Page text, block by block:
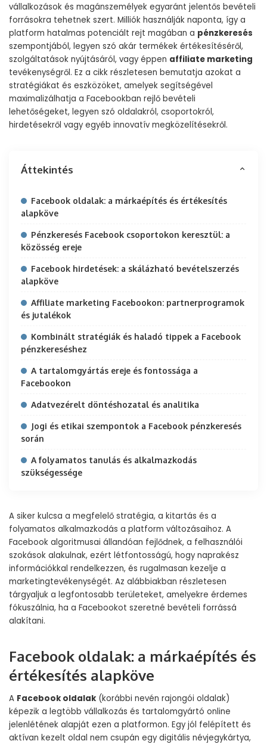
vállalkozások és magánszemélyek egyaránt jelentős bevételi
forrásokra tehetnek szert. Milliók használják naponta, így a
platform hatalmas potenciált rejt magában a pénzkeresés
szempontjából, legyen szó akár termékek értékesítéséről,
szolgáltatások nyújtásáról, vagy éppen affiliate marketing
tevékenységről. Ez a cikk részletesen bemutatja azokat a
stratégiákat és eszközöket, amelyek segítségével
maximalizálhatja a Facebookban rejlő bevételi
lehetőségeket, legyen szó oldalakról, csoportokról,
hirdetésekről vagy egyéb innovatív megközelítésekről.
Áttekintés
Facebook oldalak: a márkaépítés és értékesítés
alapköve
Pénzkeresés Facebook csoportokon keresztül: a
közösség ereje
Facebook hirdetések: a skálázható bevételszerzés
alapköve
Affiliate marketing Facebookon: partnerprogramok
és jutalékok
Kombinált stratégiák és haladó tippek a Facebook
pénzkereséshez
A tartalomgyártás ereje és fontossága a
Facebookon
Adatvezérelt döntéshozatal és analitika
Jogi és etikai szempontok a Facebook pénzkeresés
során
A folyamatos tanulás és alkalmazkodás
szükségessége
A siker kulcsa a megfelelő stratégia, a kitartás és a
folyamatos alkalmazkodás a platform változásaihoz. A
Facebook algoritmusai állandóan fejlődnek, a felhasználói
szokások alakulnak, ezért létfontosságú, hogy naprakész
információkkal rendelkezzen, és rugalmasan kezelje a
marketingtevékenységét. Az alábbiakban részletesen
tárgyaljuk a legfontosabb területeket, amelyekre érdemes
fókuszálnia, ha a Facebookot szeretné bevételi forrássá
alakítani.
Facebook oldalak: a márkaépítés és
értékesítés alapköve
A Facebook oldalak (korábbi nevén rajongói oldalak)
képezik a legtöbb vállalkozás és tartalomgyártó online
jelenlétének alapját ezen a platformon. Egy jól felépített és
aktívan kezelt oldal nem csupán egy digitális névjegykártya,